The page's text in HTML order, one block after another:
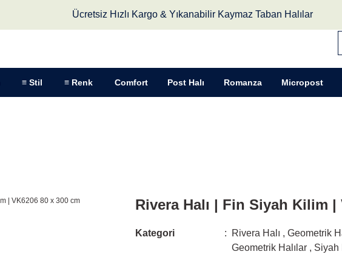
Ücretsiz Hızlı Kargo & Yıkanabilir Kaymaz Taban Halılar
≡ Stil ≡ Renk Comfort Post Halı Romanza Micropost
Rivera Halı | Fin Siyah Kilim |
Kategori Rivera Halı ,Geometrik
Geometrik Halılar , Siyah